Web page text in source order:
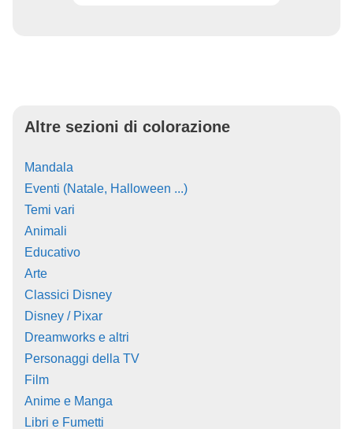
Altre sezioni di colorazione
Mandala
Eventi (Natale, Halloween ...)
Temi vari
Animali
Educativo
Arte
Classici Disney
Disney / Pixar
Dreamworks e altri
Personaggi della TV
Film
Anime e Manga
Libri e Fumetti